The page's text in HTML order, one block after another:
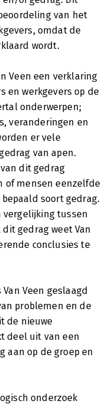
van het
omdat de
wordt.
Veen een verklaring
en werkgevers op de
onderwerpen;
veranderingen en
er vele
van apen.
dit gedrag
of mensen eenzelfde
soort gedrag.
vergelijking tussen
gedrag weet Van
conclusies te
Veen geslaagd
problemen en de
de nieuwe
deel uit van een
aan op de groep en
onderzoek